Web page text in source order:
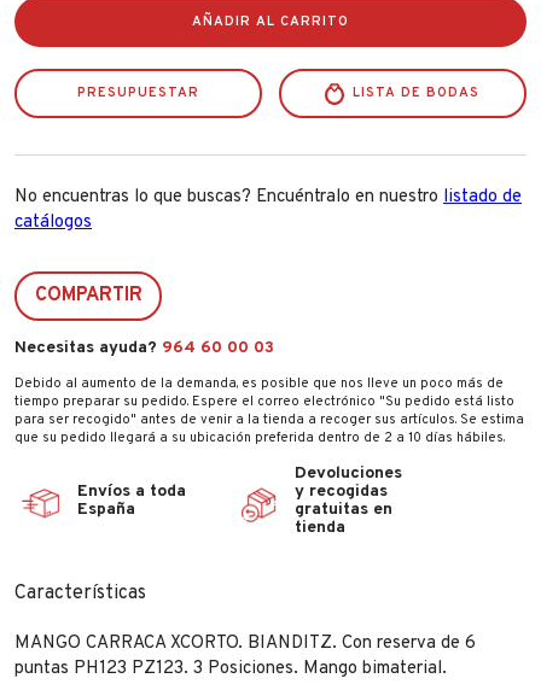
FAQ’s
Contacto
AÑADIR AL CARRITO
PRESUPUESTAR LISTA DE BODAS
No encuentras lo que buscas? Encuéntralo en nuestro listado de
catálogos
COMPARTIR
Necesitas ayuda? 964 60 00 03
Debido al aumento de la demanda, es posible que nos lleve un poco más de
tiempo preparar su pedido. Espere el correo electrónico "Su pedido está listo
para ser recogido" antes de venir a la tienda a recoger sus artículos. Se estima
que su pedido llegará a su ubicación preferida dentro de 2 a 10 días hábiles.
Envíos a toda
España
Devoluciones
y recogidas
gratuitas en
tienda
Características
MANGO CARRACA XCORTO. BIANDITZ. Con reserva de 6
puntas PH123 PZ123. 3 Posiciones. Mango bimaterial.